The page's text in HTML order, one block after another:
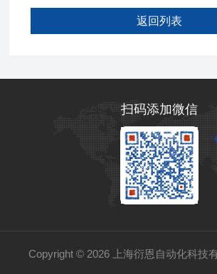
返回列表
扫码添加微信
Copyright © 2026 上海衍恩自动化科技